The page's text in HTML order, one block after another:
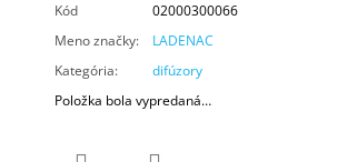
Kód
02000300066
Meno značky:
LADENAC
Kategória:
difúzory
Položka bola vypredaná…